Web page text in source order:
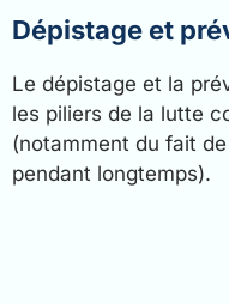
Dépistage et
Le dépistage et la
les piliers de la lutte
(notamment du fait
pendant longtemps).